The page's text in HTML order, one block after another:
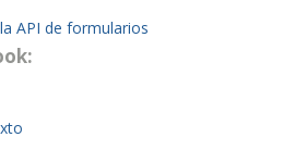
API de formularios